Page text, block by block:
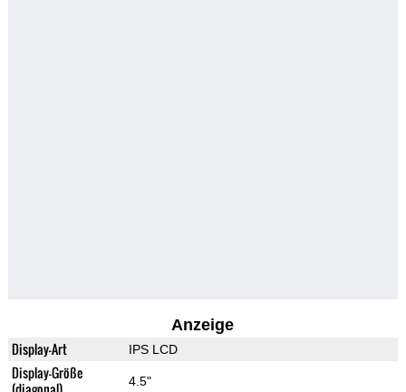
Anzeige
Display-Art IPS LCD
Display-Größe
4.5"